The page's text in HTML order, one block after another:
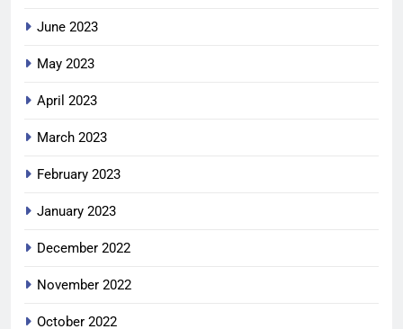
June 2023
May 2023
April 2023
March 2023
February 2023
January 2023
December 2022
November 2022
October 2022